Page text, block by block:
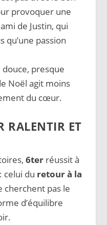
provoquer une
de Justin, qui
qu’une passion
presque
Noël agit moins
du cœur.
RALENTIR ET
6ter réussit à
celui du retour à la
cherchent pas le
d’équilibre